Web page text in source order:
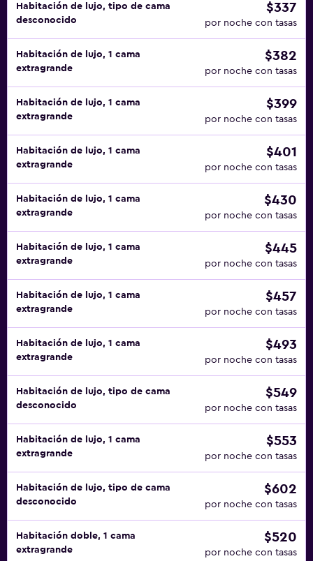
Habitación de lujo, tipo de cama
desconocido
$337
por noche con tasas
Habitación de lujo, 1 cama
extragrande
$382
por noche con tasas
Habitación de lujo, 1 cama
extragrande
$399
por noche con tasas
Habitación de lujo, 1 cama
extragrande
$401
por noche con tasas
Habitación de lujo, 1 cama
extragrande
$430
por noche con tasas
Habitación de lujo, 1 cama
extragrande
$445
por noche con tasas
Habitación de lujo, 1 cama
extragrande
$457
por noche con tasas
Habitación de lujo, 1 cama
extragrande
$493
por noche con tasas
Habitación de lujo, tipo de cama
desconocido
$549
por noche con tasas
Habitación de lujo, 1 cama
extragrande
$553
por noche con tasas
Habitación de lujo, tipo de cama
desconocido
$602
por noche con tasas
Habitación doble, 1 cama
extragrande
$520
por noche con tasas